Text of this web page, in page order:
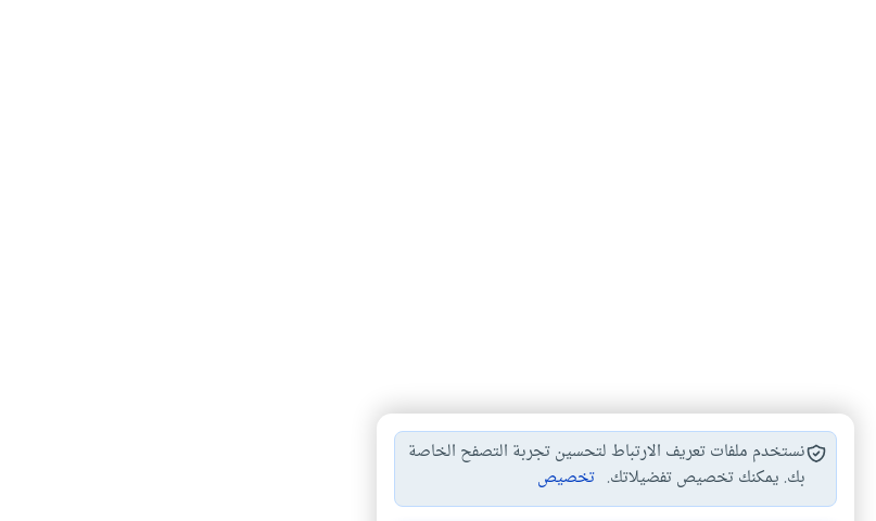
المراهم
نستخدم ملفات تعريف الارتباط لتحسين تجربة التصفح الخاصة
بك. يمكنك تخصيص تفضيلاتك. تخصيص